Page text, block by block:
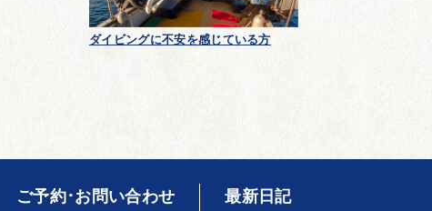
ダイビングに不安を感じている方
ご予約･お問い合わせ 最新日記